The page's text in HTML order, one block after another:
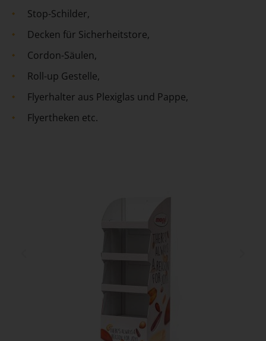
Stop-Schilder,
Decken für Sicherheitstore,
Cordon-Säulen,
Roll-up Gestelle,
Flyerhalter aus Plexiglas und Pappe,
Flyertheken etc.